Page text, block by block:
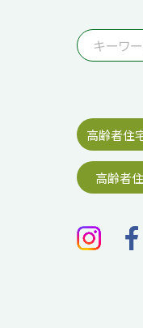
高齢者住
高齢者